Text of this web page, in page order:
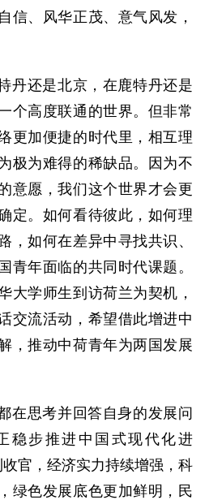
信、风华正茂、意气风发，
丹还是北京，在鹿特丹还是
个高度联通的世界。但非常
更加便捷的时代里，相互理
极为难得的稀缺品。因为不
意愿，我们这个世界才会更
定。如何看待彼此，如何理
，如何在差异中寻找共识、
青年面临的共同时代课题。
大学师生到访荷兰为契机，
交流活动，希望借此增进中
，推动中荷青年为两国发展
在思考并回答自身的发展问
稳步推进中国式现代化进
收官，经济实力持续增强，科
绿色发展底色更加鲜明，民